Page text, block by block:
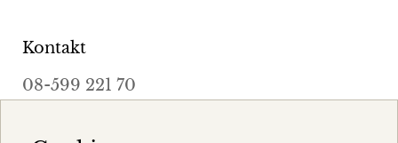
Kontakt
08-599 221 70